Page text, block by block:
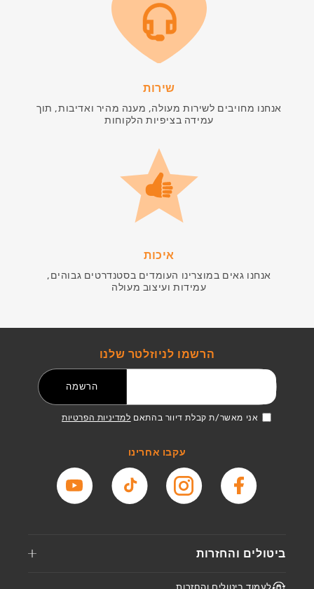
שירות
אנחנו מחויבים לשירות מעולה, מענה מהיר ואדיבות, תוך
עמידה בציפיות הלקוחות
איכות
אנחנו גאים במוצרינו העומדים בסטנדרטים גבוהים,
עמידות ועיצוב מעולה
הרשמו לניוזלטר שלנו
הרשמה
אני מאשר/ת קבלת דיוור בהתאם למדיניות הפרטיות
עקבו אחרינו
פייסבוק אינסטגרם טיקטוק יוטיוב
ביטולים והחזרות